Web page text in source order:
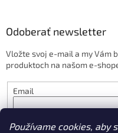
Používame cookies, aby
Odoberať newsletter
Vložte svoj e-mail a my Vám
produktoch na našom e-
Email
PRIHLÁSIŤ SA